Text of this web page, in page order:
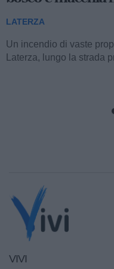
LATERZA
Un incendio di vaste
Laterza, lungo la strada
VIVI